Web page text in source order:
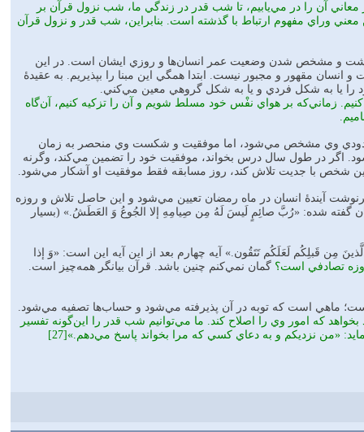
آن‌ را در مي‌يابيم، تا شب‌ قدر در زندگي‌ ما، شب‌ نزول‌ قرآن‌ بر
وراي‌ مفهوم‌ ارتباط‌ با گذشته‌ است. بنابراين،‌ شب‌ قدر و نزول‌ قرآن‌
و مشخص‌ شدن‌ وضعيت‌ عمر انسان‌ها و روزي‌ ايشان‌ است‌. در اين‌
مقهور و مجبور نيست. ابتدا همگي‌ اين‌ مبنا را بپذيريم. به‌ عقيدۀ
را يا به شکل فردي‌ و يا به شکل گروهي‌ معين‌ مي‌كني‌.
زماني‌كه‌ بر هواي‌ نفْس‌ خود مسلط‌ شويم‌ و آن را تزكيه‌ كنيم،‌ آن‌گاه
مردودي‌ وي‌ مشخص‌ مي‌شود، اما موفقيت‌ و شکست وي‌ منحصر به‌ زمان‌
اگر در طول‌ سال‌ درس‌ بخواند، موفقيت‌ خود را تضمين‌ مي‌كند، وگرنه
شخص‌ با جديت‌ تلاش‌ كند، روز مسابقه فقط‌ موفقيت‌ او آشكار مي‌شود.
آيندۀ انسان‌ در ماه‌ رمضان‌ تعيين مي‌شود و اين حاصل تلاش‌ و روزه‌
گفته‌ شده‌: «رُبَّ‌ صائِمٍ‌ لَيسَ‌ لَهُ‌ مِن‌ صِيامِهِ‌ إلا الجُوعُ‌ وَ العَطَشُ.» (بسيار
مِن‌ قَبلِكُم‌ لَعَلَكُم‌ تَتَقُون.» آيه چهارم‌ بعد از اين‌ آيه‌ اين است‌: «وَ إذا
تصادفي‌ است؟ گمان‌ نمي‌كنم‌ چنين‌ باشد. قرآن‌ بيانگر همه‌چيز است.
ماهي‌ است‌ كه‌ توبه‌ در آن‌ پذيرفته‌ مي‌شود و حساب‌ها تصفيه‌ مي‌شود.
كه‌ امور وي را اصلاح‌ كند. ما مي‌توانيم‌ شب‌ قدر را اين‌گونه‌ تفسير
كنيم:‌ شبي‌ كه‌ انسان‌ با دعا و نزديكي‌ به‌ خداوند مي‌تواند سعادت‌ و شقاوت‌ خويش‌ را رقم‌ زند. خداوند مي‌فرمايد: «من‌ نزديكم و به دعاي‌ کسي که مرا بخواند پاسخ مي‌دهم.»[27]